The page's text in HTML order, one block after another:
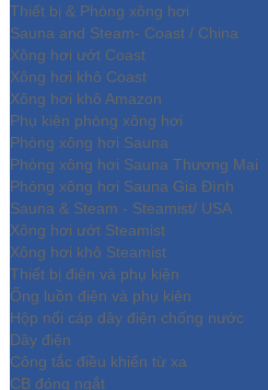
Thiết bị & Phòng xông hơi
Sauna and Steam- Coast / China
Xông hơi ướt Coast
Xông hơi khô Coast
Xông hơi khô Amazon
Phụ kiện phòng xông hơi
Phòng xông hơi Sauna
Phòng xông hơi Sauna Thương Mại
Phòng xông hơi Sauna Gia Đình
Sauna & Steam - Steamist/ USA
Xông hơi ướt Steamist
Xông hơi khô Steamist
Thiết bị điện và phụ kiện
Ống luồn điện và phụ kiện
Hộp nối cáp dây điện chống nước
Dây điện
Công tắc điều khiển từ xa
CB đóng ngắt